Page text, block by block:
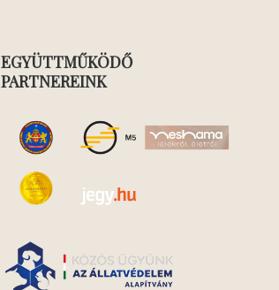
EGYÜTTMŰKÖDŐ
PARTNEREINK